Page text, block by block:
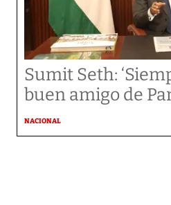
Sumit Seth:
buen amigo de
NACIONAL